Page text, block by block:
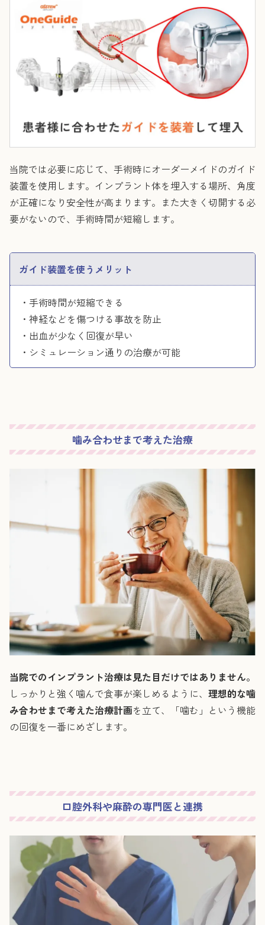
当院では必要に応じて、手術時にオーダーメイドのガイド
装置を使用します。インプラント体を埋入する場所、角度
が正確になり安全性が高まります。また大きく切開する必
要がないので、手術時間が短縮します。
ガイド装置を使うメリット
・手術時間が短縮できる
・神経などを傷つける事故を防止
・出血が少なく回復が早い
・シミュレーション通りの治療が可能
噛み合わせまで考えた治療
当院でのインプラント治療は見た目だけではありません。
しっかりと強く噛んで食事が楽しめるように、 理想的な噛
み合わせまで考えた治療計画を立て、「噛む」という機能
の回復を一番にめざします。
口腔外科や麻酔の専門医と連携